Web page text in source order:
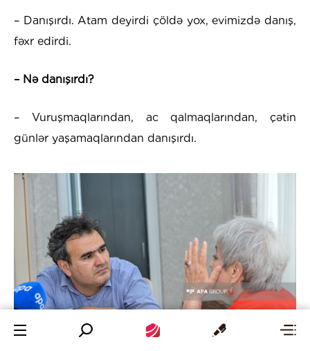
– Danışırdı. Atam deyirdi çöldə yox, evimizdə danış,
fəxr edirdi.
– Nə danışırdı?
– Vuruşmaqlarından, ac qalmaqlarından, çətin
günlər yaşamaqlarından danışırdı.